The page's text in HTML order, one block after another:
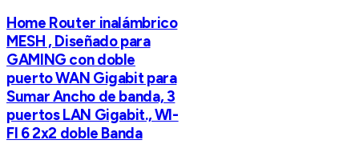
Home Router inalámbrico
MESH , Diseñado para
GAMING con doble
puerto WAN Gigabit para
Sumar Ancho de banda, 3
puertos LAN Gigabit., WI-
FI 6 2x2 doble Banda